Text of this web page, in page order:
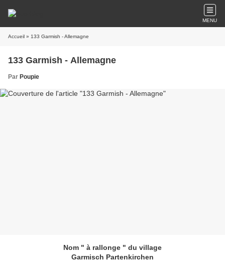
MENU
Accueil » 133 Garmish - Allemagne
133 Garmish - Allemagne
Par Poupie
Nom " à rallonge " du village
Garmisch Partenkirchen